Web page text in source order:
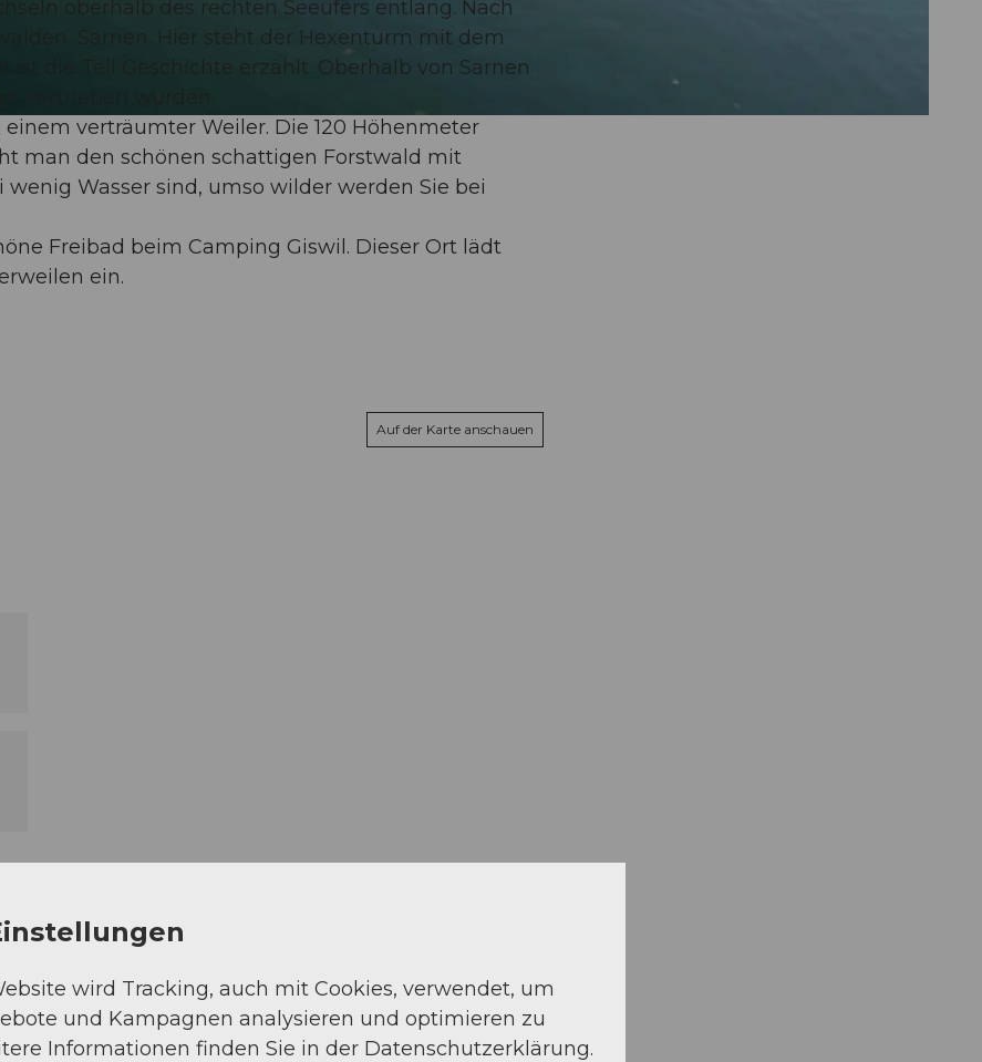
oberhalb des rechten Seeufers entlang. Nach
Sarnen. Hier steht der Hexenturm mit dem
ist die Tell Geschichte erzählt. Oberhalb von Sarnen
vertrieben wurden.
verträumter Weiler. Die 120 Höhenmeter
man den schönen schattigen Forstwald mit
Wasser sind, umso wilder werden Sie bei
Freibad beim Camping Giswil. Dieser Ort lädt
ein.
Auf der Karte anschauen
wird Tracking, auch mit Cookies, verwendet, um
und Kampagnen analysieren und optimieren zu
Informationen finden Sie in der Datenschutzerklärung.